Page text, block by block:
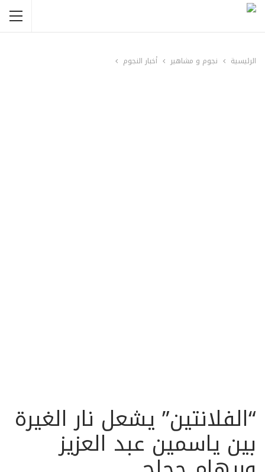
الرئيسية نجوم و مشاهير أخبار النجوم
“الفلانتين” يشعل نار الغيرة
بين ياسمين عبد العزيز